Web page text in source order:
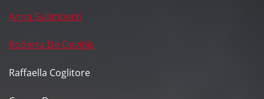
Anna Galimberti
Roberta De Devitiis
Raffaella Coglitore